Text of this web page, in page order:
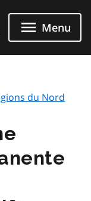
Menu
du Nord